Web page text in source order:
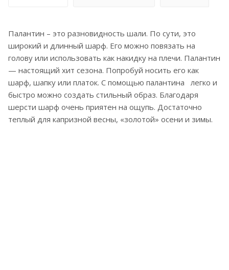
Палантин – это разновидность шали. По сути, это
широкий и длинный шарф. Его можно повязать на
голову или использовать как накидку на плечи. Палантин
— настоящий хит сезона. Попробуй носить его как
шарф, шапку или платок. С помощью палантина легко и
быстро можно создать стильный образ. Благодаря
шерсти шарф очень приятен на ощупь. Достаточно
теплый для капризной весны, «золотой» осени и зимы.